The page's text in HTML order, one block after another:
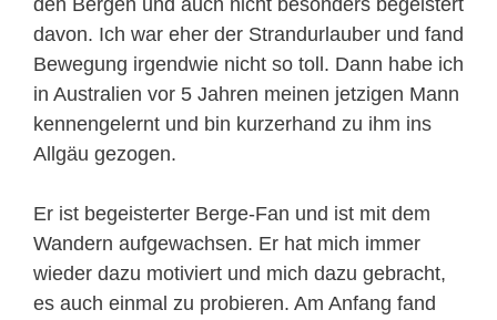
davon. Ich war eher der Strandurlauber und fand
Bewegung irgendwie nicht so toll. Dann habe ich
in Australien vor 5 Jahren meinen jetzigen Mann
kennengelernt und bin kurzerhand zu ihm ins
Allgäu gezogen.
Er ist begeisterter Berge-Fan und ist mit dem
Wandern aufgewachsen. Er hat mich immer
wieder dazu motiviert und mich dazu gebracht,
es auch einmal zu probieren. Am Anfang fand